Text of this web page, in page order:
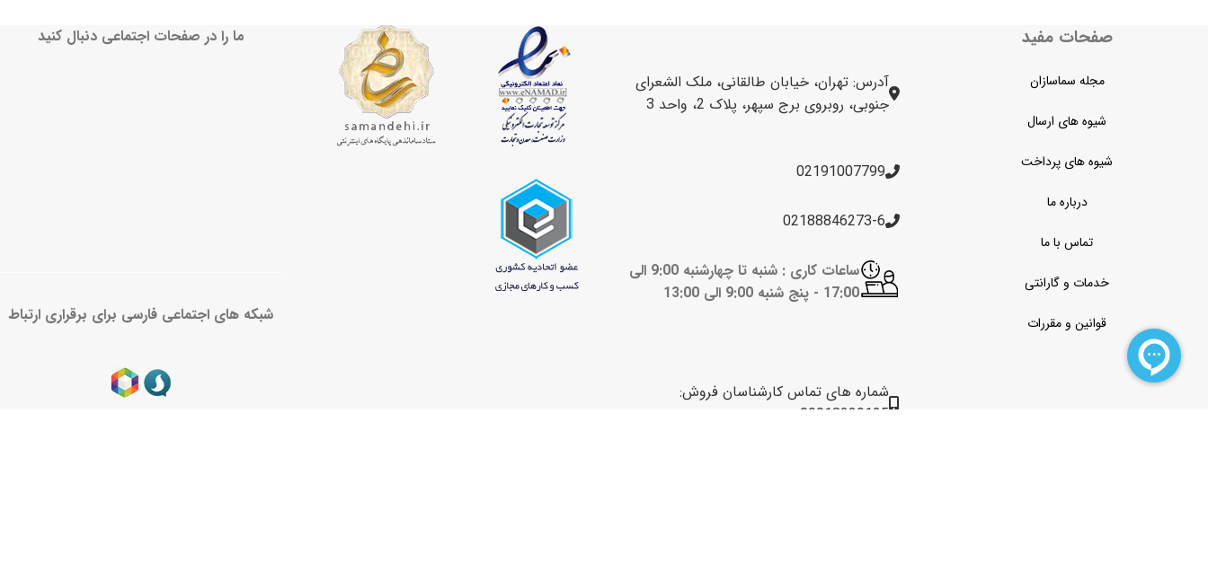
صفحات مفید
مجله سماسازان
شیوه های ارسال
شیوه های پرداخت
درباره ما
تماس با ما
خدمات و گارانتی
قوانین و مقررات
آدرس: تهران، خیابان طالقانی، ملک الشعرای
جنوبی، روبروی برج سپهر، پلاک 2، واحد 3
02191007799
02188846273-6
ساعات کاری : شنبه تا چهارشنبه 9:00 الی
17:00 -
پنج شنبه 9:00 الی 13:00
شماره های تماس کارشناسان فروش:
09013229125
ما را در صفحات اجتماعی دنبال کنید
شبکه های اجتماعی فارسی برای برقراری ارتباط